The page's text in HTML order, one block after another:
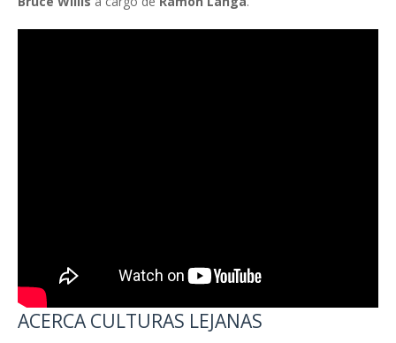
ACERCA CULTURAS LEJANAS